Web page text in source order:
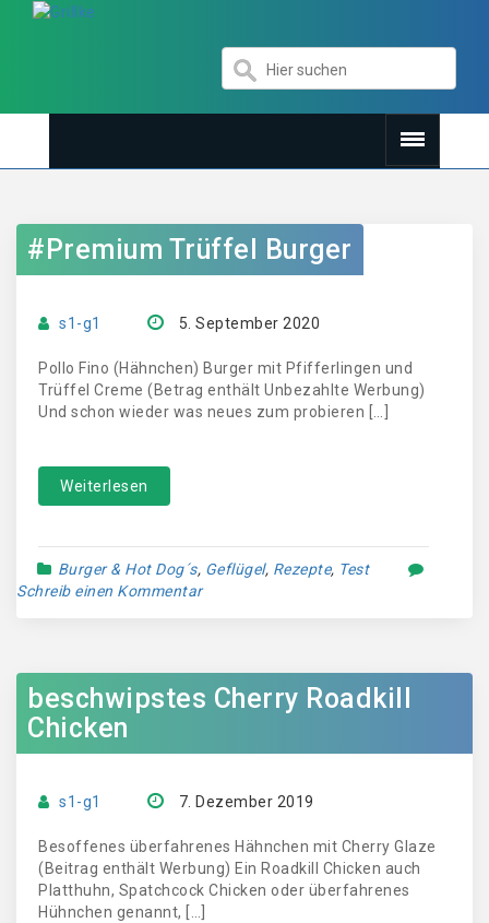
#Premium Trüffel Burger
s1-g1 5. September 2020
Pollo Fino (Hähnchen) Burger mit Pfifferlingen und
Trüffel Creme (Betrag enthält Unbezahlte Werbung)
Und schon wieder was neues zum probieren […]
Weiterlesen
Burger & Hot Dog´s, Geflügel, Rezepte, Test
Schreib einen Kommentar
beschwipstes Cherry Roadkill
Chicken
s1-g1 7. Dezember 2019
Besoffenes überfahrenes Hähnchen mit Cherry Glaze
(Beitrag enthält Werbung) Ein Roadkill Chicken auch
Platthuhn, Spatchcock Chicken oder überfahrenes
Hühnchen genannt, […]